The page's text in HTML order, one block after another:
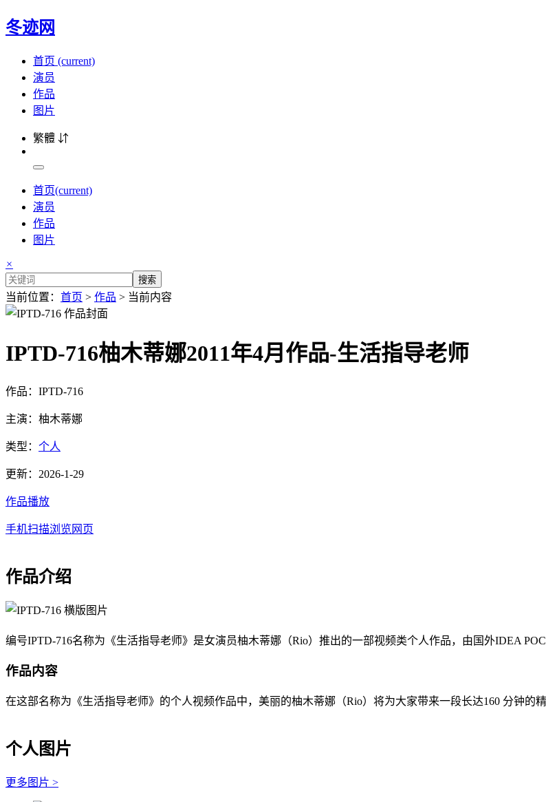
冬迹网
首页 (current)
演员
作品
图片
繁體 ⇵
首页(current)
演员
作品
图片
×
搜索
当前位置： 首页 > 作品 > 当前内容
IPTD-716柚木蒂娜2011年4月作品-生活指导老师
作品：IPTD-716
主演：柚木蒂娜
类型： 个人
更新：2026-1-29
作品播放
手机扫描浏览网页
作品介绍
编号IPTD-716名称为《生活指导老师》是女演员柚木蒂娜（Rio）推出的一部视频类个人作品，由国外IDEA
作品内容
在这部名称为《生活指导老师》的个人视频作品中，美丽的柚木蒂娜（Rio）将为大家带来一段长达160 分钟的精
个人图片
更多图片 >